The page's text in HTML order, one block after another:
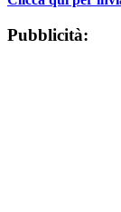
Pubblicità: